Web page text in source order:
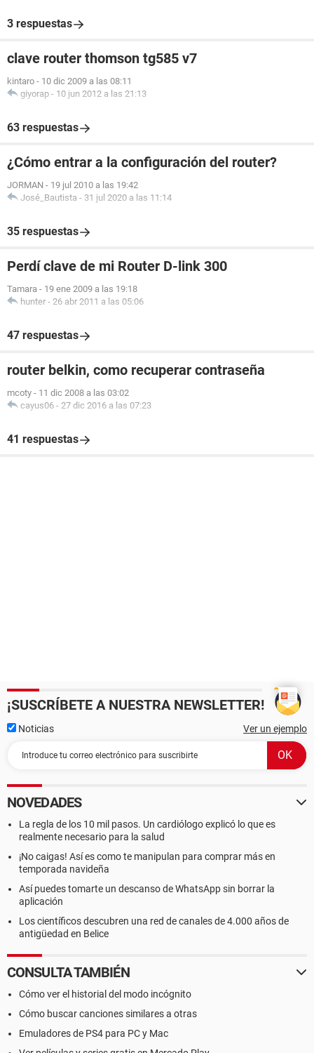
3 respuestas
clave router thomson tg585 v7
kintaro - 10 dic 2009 a las 08:11
giyorap - 10 jun 2012 a las 21:13
63 respuestas
¿Cómo entrar a la configuración del router?
JORMAN - 19 jul 2010 a las 19:42
José_Bautista - 31 jul 2020 a las 11:14
35 respuestas
Perdí clave de mi Router D-link 300
Tamara - 19 ene 2009 a las 19:18
hunter - 26 abr 2011 a las 05:06
47 respuestas
router belkin, como recuperar contraseña
mcoty - 11 dic 2008 a las 03:02
cayus06 - 27 dic 2016 a las 07:23
41 respuestas
¡SUSCRÍBETE A NUESTRA NEWSLETTER!
Noticias Ver un ejemplo
NOVEDADES
La regla de los 10 mil pasos. Un cardiólogo explicó lo que es
realmente necesario para la salud
¡No caigas! Así es como te manipulan para comprar más en
temporada navideña
Así puedes tomarte un descanso de WhatsApp sin borrar la
aplicación
Los científicos descubren una red de canales de 4.000 años de
antigüedad en Belice
CONSULTA TAMBIÉN
Cómo ver el historial del modo incógnito
Cómo buscar canciones similares a otras
Emuladores de PS4 para PC y Mac